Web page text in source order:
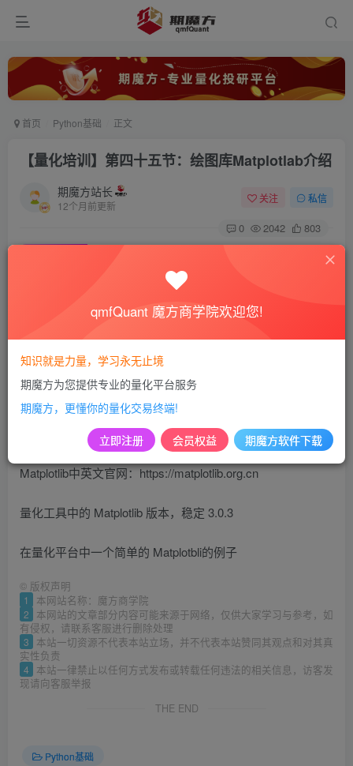
首页 Python基础 正文
【量化培训】第四十五节：绘图库Matplotlab介绍
期魔方站长
12个月前更新
关注 私信
0 2042 803
【量化培训】第四十五节：绘图库Matplotlab介绍
此内容为免费视频，请登录后查看
登录查看
已售 1
课程小结：
Matplotlib简介：是Python 的绘图库，它能让使用者很轻松地
将数据图形化，并且提供多样化的输出格式
Matplotlib中英文官网：https://matplotlib.org.cn
量化工具中的 Matplotlib 版本，稳定 3.0.3
在量化平台中一个简单的 Matplotbli的例子
© 版权声明
1 本网站名称：魔方商学院
2
本网站的文章部分内容可能来源于网络，仅供大家学习与参考，如
有侵权，请联系客服进行删除处理
3
本站一切资源不代表本站立场，并不代表本站赞同其观点和对其真
实性负责
4
本站一律禁止以任何方式发布或转载任何违法的相关信息，访客发
现请向客服举报
THE END
Python基础
qmfQuant 魔方商学院欢迎您!
知识就是力量，学习永无止境
期魔方为您提供专业的量化平台服务
期魔方，更懂你的量化交易终端!
立即注册 会员权益 期魔方软件下载